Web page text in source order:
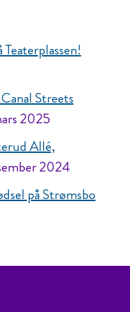
Streets
2025
Allé,
2024
på Strømsbo